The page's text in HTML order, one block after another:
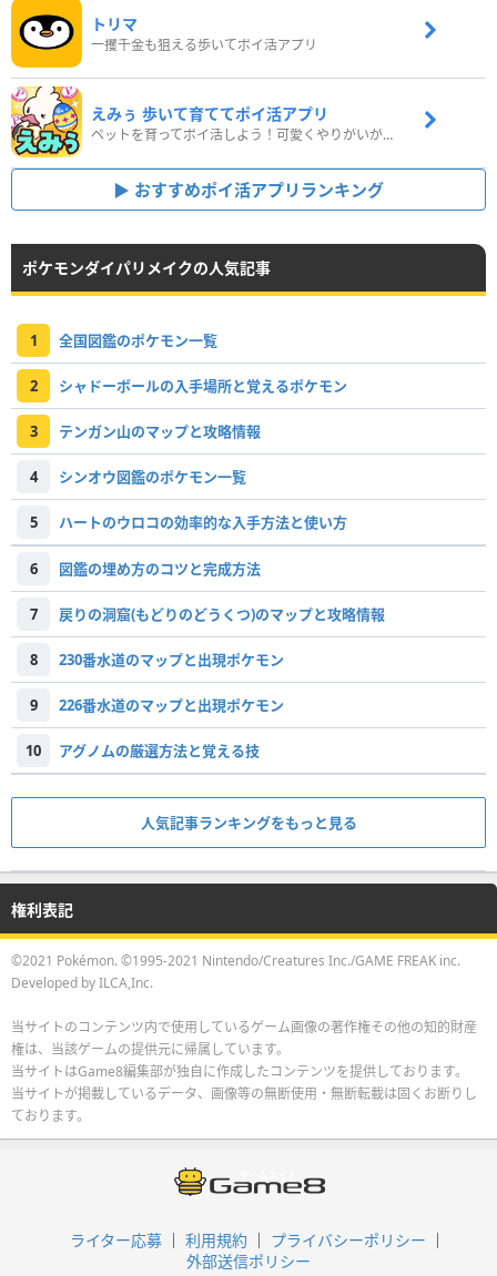
トリマ
一攫千金も狙える歩いてポイ活アプリ
えみぅ 歩いて育ててポイ活アプリ
ペットを育ってポイ活しよう！可愛くやりがいがある新感覚アプリ
おすすめポイ活アプリランキング
ポケモンダイパリメイクの人気記事
1 全国図鑑のポケモン一覧
2 シャドーボールの入手場所と覚えるポケモン
3 テンガン山のマップと攻略情報
4 シンオウ図鑑のポケモン一覧
5 ハートのウロコの効率的な入手方法と使い方
6 図鑑の埋め方のコツと完成方法
7 戻りの洞窟(もどりのどうくつ)のマップと攻略情報
8 230番水道のマップと出現ポケモン
9 226番水道のマップと出現ポケモン
10 アグノムの厳選方法と覚える技
人気記事ランキングをもっと見る
権利表記
©2021 Pokémon. ©1995-2021 Nintendo/Creatures Inc./GAME FREAK inc.
Developed by ILCA,Inc.
当サイトのコンテンツ内で使用しているゲーム画像の著作権その他の知的財産
権は、当該ゲームの提供元に帰属しています。
当サイトはGame8編集部が独自に作成したコンテンツを提供しております。
当サイトが掲載しているデータ、画像等の無断使用・無断転載は固くお断りし
ております。
ライター応募 利用規約
プライバシーポリシー
外部送信ポリシー